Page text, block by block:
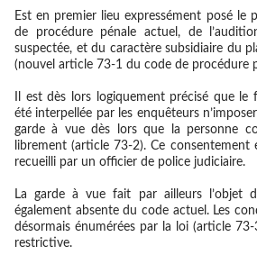
Est en premier lieu expressément posé le
de procédure pénale actuel, de
suspectée, et du caractère subsidiaire du
(nouvel article 73-1 du code de procédure
Il est dès lors logiquement précisé que le
été interpellée par les enquêteurs
garde à vue dès lors que la personne
librement (article 73-2). Ce consentement
recueilli par un officier de police judiciaire.
La garde à vue fait par ailleurs l’objet
également absente du code actuel. Les
désormais énumérées par la loi (article
restrictive.